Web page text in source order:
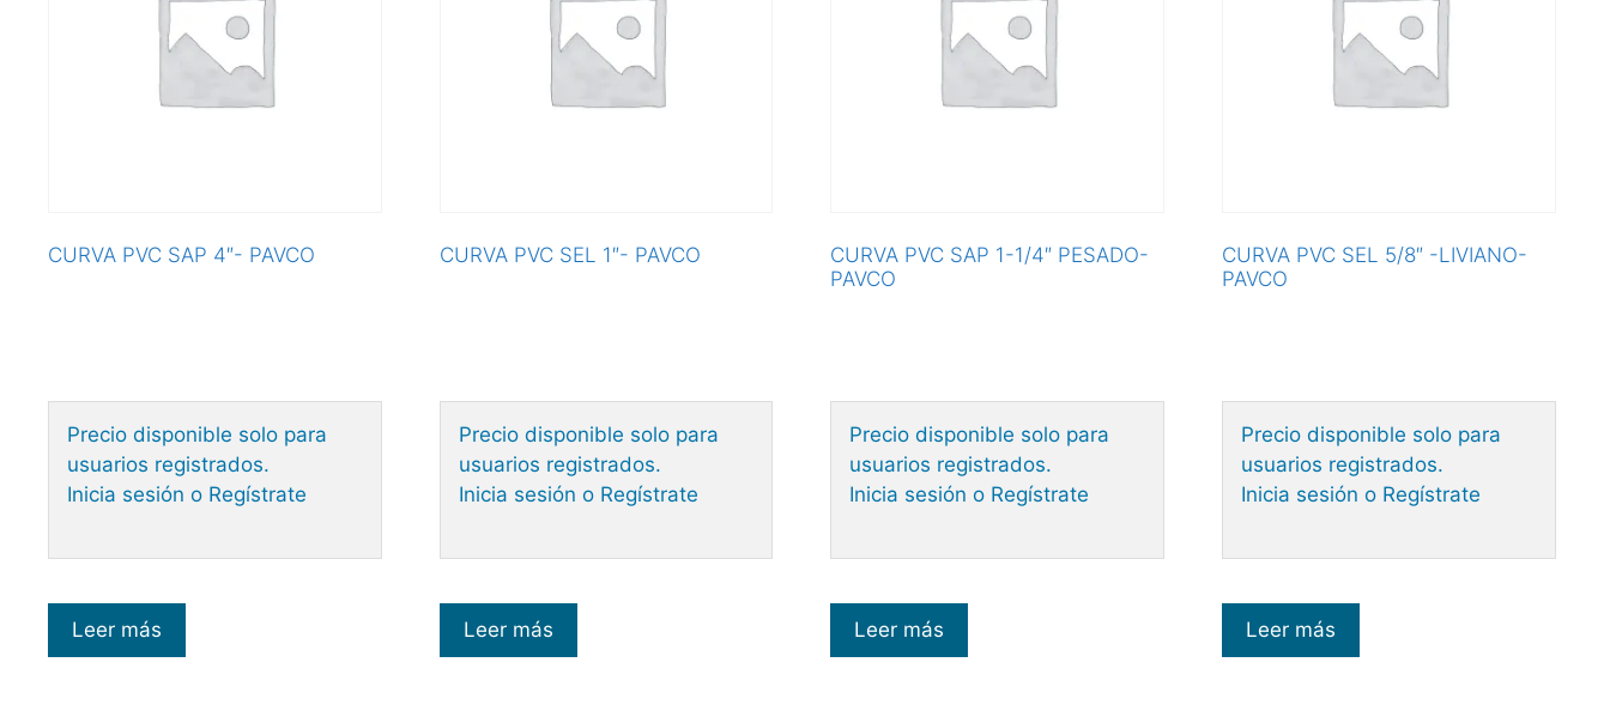
CURVA PVC SAP 4″- PAVCO
Precio disponible solo para
usuarios registrados.
Inicia sesión o Regístrate
Leer más
CURVA PVC SEL 1″- PAVCO
Precio disponible solo para
usuarios registrados.
Inicia sesión o Regístrate
Leer más
CURVA PVC SAP 1-1/4″ PESADO-
PAVCO
Precio disponible solo para
usuarios registrados.
Inicia sesión o Regístrate
Leer más
CURVA PVC SEL 5/8″ -LIVIANO-
PAVCO
Precio disponible solo para
usuarios registrados.
Inicia sesión o Regístrate
Leer más